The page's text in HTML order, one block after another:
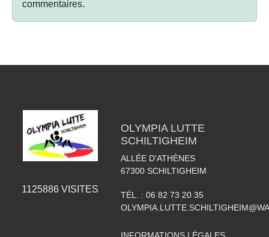
commentaires.
1125886 VISITES
OLYMPIA LUTTE
SCHILTIGHEIM
ALLÉE D'ATHÈNES
67300 SCHILTIGHEIM
TÉL. : 06 82 73 20 35
INFORMATIONS LÉGALES